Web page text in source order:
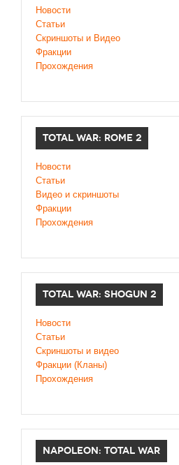
Новости
Статьи
Скриншоты и Видео
Фракции
Прохождения
TOTAL WAR: ROME 2
Новости
Статьи
Видео и скриншоты
Фракции
Прохождения
TOTAL WAR: SHOGUN 2
Новости
Статьи
Cкриншоты и видео
Фракции (Кланы)
Прохождения
NAPOLEON: TOTAL WAR